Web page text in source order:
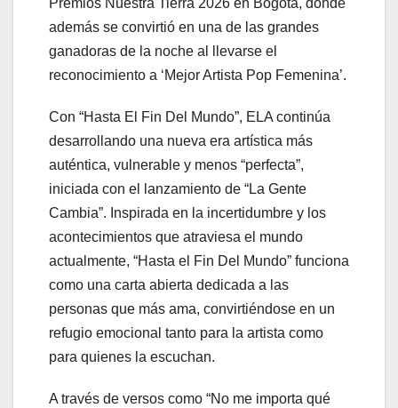
Premios Nuestra Tierra 2026 en Bogotá, donde
además se convirtió en una de las grandes
ganadoras de la noche al llevarse el
reconocimiento a ‘Mejor Artista Pop Femenina’.
Con “Hasta El Fin Del Mundo”, ELA continúa
desarrollando una nueva era artística más
auténtica, vulnerable y menos “perfecta”,
iniciada con el lanzamiento de “La Gente
Cambia”. Inspirada en la incertidumbre y los
acontecimientos que atraviesa el mundo
actualmente, “Hasta el Fin Del Mundo” funciona
como una carta abierta dedicada a las
personas que más ama, convirtiéndose en un
refugio emocional tanto para la artista como
para quienes la escuchan.
A través de versos como “No me importa qué